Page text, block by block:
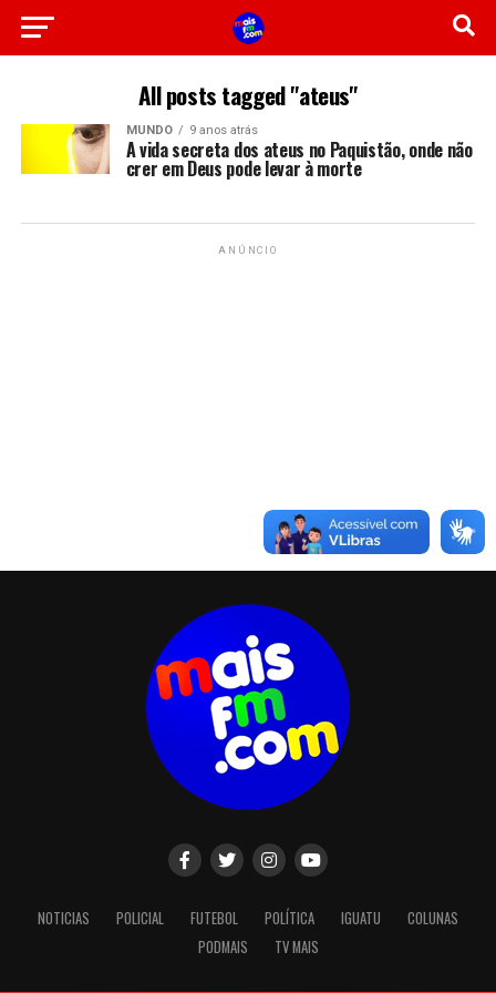
All posts tagged "ateus"
MUNDO 9 anos atrás
A vida secreta dos ateus no Paquistão, onde não
crer em Deus pode levar à morte
ANÚNCIO
NOTICIAS POLICIAL FUTEBOL POLÍTICA IGUATU
COLUNAS
PODMAIS
TV MAIS